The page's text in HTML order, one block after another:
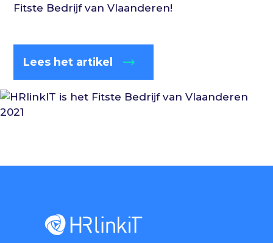
Fitste Bedrijf van Vlaanderen!
Lees het artikel